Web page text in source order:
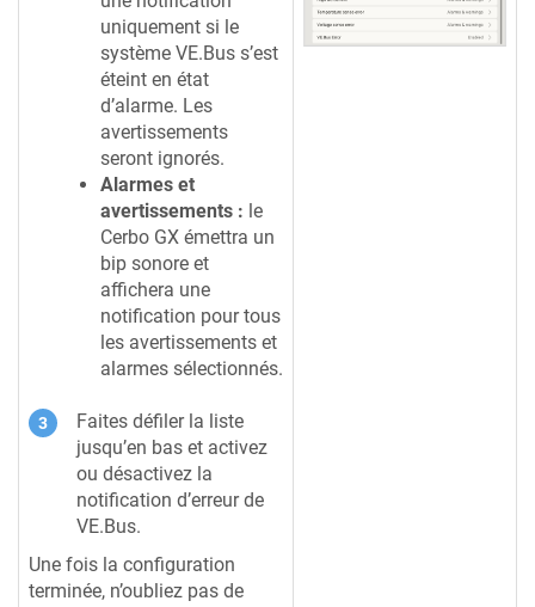
uniquement si le
système VE.Bus s’est
éteint en état
d’alarme. Les
avertissements
seront ignorés.
Alarmes et
avertissements : le
Cerbo GX émettra un
bip sonore et
affichera une
notification pour tous
les avertissements et
alarmes sélectionnés.
Faites défiler la liste
jusqu’en bas et activez
ou désactivez la
notification d’erreur de
VE.Bus.
Une fois la configuration
terminée, n’oubliez pas de